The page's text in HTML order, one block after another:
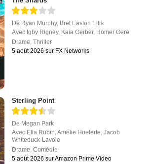
De Ryan Murphy, Bret Easton Ellis
Avec Igby Rigney, Kaia Gerber, Homer Gere
Drame ,Thriller
5 août 2026 sur FX Networks
Sterling Point
De Megan Park
Avec Ella Rubin,Amélie Hoeferle,Jacob
Whiteduck-Lavoie
Drame,Comédie
5 août 2026 sur Amazon Prime Video